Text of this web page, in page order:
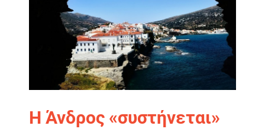
Η Άνδρος «συστήνεται»